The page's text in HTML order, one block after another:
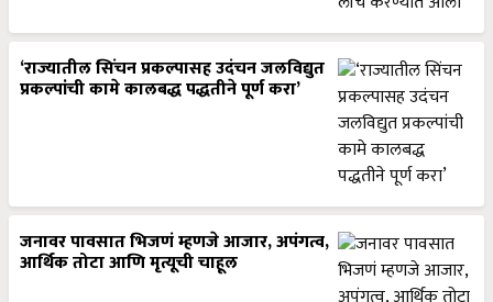
‘राज्यातील सिंचन प्रकल्पासह उदंचन जलविद्युत
प्रकल्पांची कामे कालबद्ध पद्धतीने पूर्ण करा’
जनावर पावसात भिजणं म्हणजे आजार, अपंगत्व,
आर्थिक तोटा आणि मृत्यूची चाहूल